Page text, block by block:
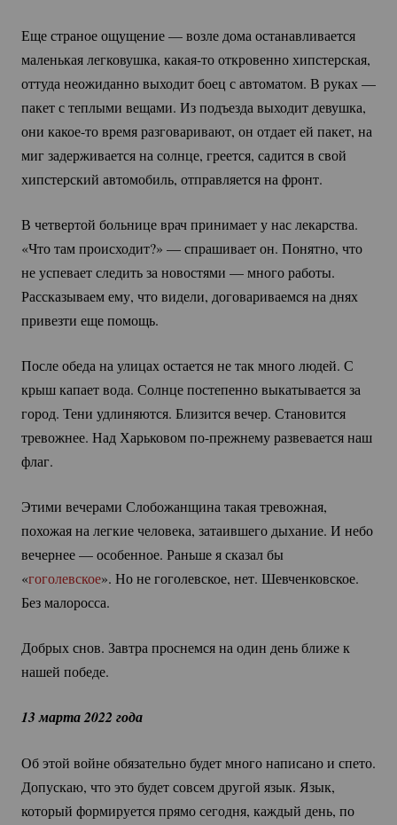
Еще страное ощущение — возле дома останавливается
маленькая легковушка, какая-тооткровенно хипстерская,
оттуда неожиданно выходит боец с автоматом. В руках —
пакет с теплыми вещами. Из подъезда выходит девушка,
они какое-товремя разговаривают, он отдает ей пакет, на
миг задерживается на солнце, греется, садится в свой
хипстерский автомобиль, отправляется на фронт.
В четвертой больнице врач принимает у нас лекарства.
«Что там происходит?» — спрашивает он. Понятно, что
не успевает следить за новостями — много работы.
Рассказываем ему, что видели, договариваемся на днях
привезти еще помощь.
После обеда на улицах остается не так много людей. С
крыш капает вода. Солнце постепенно выкатывается за
город. Тени удлиняются. Близится вечер. Становится
тревожнее. Над Харьковомпо-прежнемуразвевается наш
флаг.
Этими вечерами Слобожанщина такая тревожная,
похожая на легкие человека, затаившего дыхание. И небо
вечернее — особенное. Раньше я сказал бы
«гоголевское». Но не гоголевское, нет. Шевченковское.
Без малоросса.
Добрых снов. Завтра проснемся на один день ближе к
нашей победе.
13 марта 2022 года
Об этой войне обязательно будет много написано и спето.
Допускаю, что это будет совсем другой язык. Язык,
который формируется прямо сегодня, каждый день, по